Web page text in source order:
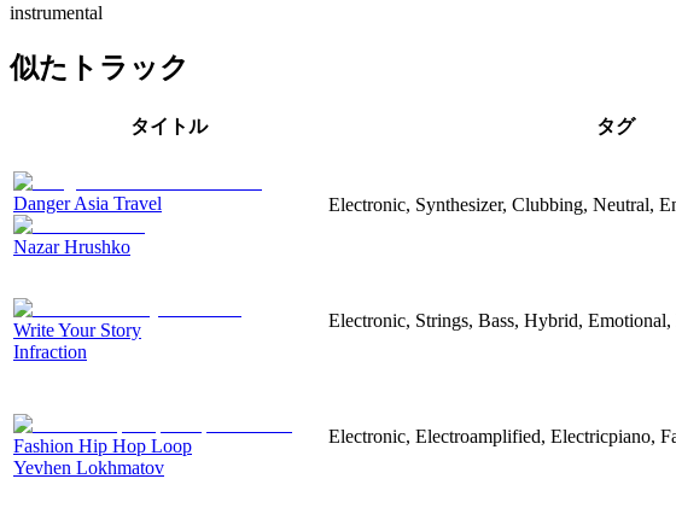
instrumental
似たトラック
タイトル タグ
Danger Asia Travel
Nazar Hrushko
Electronic, Synthesizer, Clubbing, Neutral,
Write Your Story
Infraction
Electronic, Strings, Bass, Hybrid,
Fashion Hip Hop Loop
Yevhen Lokhmatov
Electronic, Electroamplified, Electricpiano,